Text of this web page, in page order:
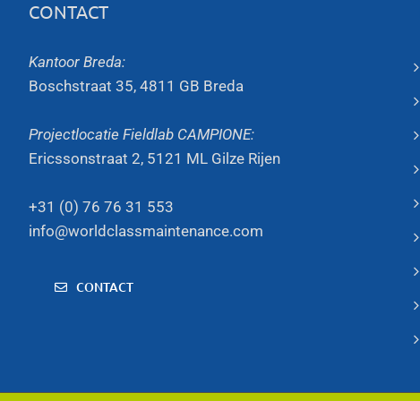
CONTACT
Kantoor Breda:
Boschstraat 35, 4811 GB Breda
Projectlocatie Fieldlab CAMPIONE:
Ericssonstraat 2, 5121 ML Gilze Rijen
+31 (0) 76 76 31 553
info@worldclassmaintenance.com
CONTACT